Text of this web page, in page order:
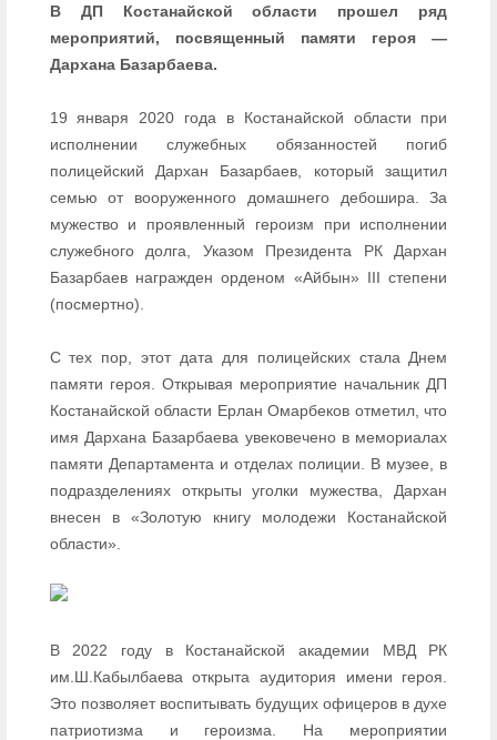
В ДП Костанайской области прошел ряд
мероприятий, посвященный памяти героя —
Дархана Базарбаева.
19 января 2020 года в Костанайской области при
исполнении служебных обязанностей погиб
полицейский Дархан Базарбаев, который защитил
семью от вооруженного домашнего дебошира. За
мужество и проявленный героизм при исполнении
служебного долга, Указом Президента РК Дархан
Базарбаев награжден орденом «Айбын» III степени
(посмертно).
С тех пор, этот дата для полицейских стала Днем
памяти героя. Открывая мероприятие начальник ДП
Костанайской области Ерлан Омарбеков отметил, что
имя Дархана Базарбаева увековечено в мемориалах
памяти Департамента и отделах полиции. В музее, в
подразделениях открыты уголки мужества, Дархан
внесен в «Золотую книгу молодежи Костанайской
области».
В 2022 году в Костанайской академии МВД РК
им.Ш.Кабылбаева открыта аудитория имени героя.
Это позволяет воспитывать будущих офицеров в духе
патриотизма и героизма. На мероприятии